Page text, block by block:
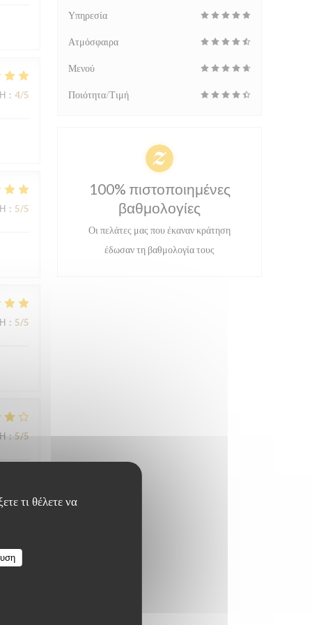
τι θέλετε να
: 4/5
: 5/5
: 5/5
: 5/5
: 4/5
Υπηρεσία
Ατμόσφαιρα
Μενού
Ποιότητα/Τιμή
100% πιστοποιημένες
βαθμολογίες
Οι πελάτες μας που έκαναν κράτηση
έδωσαν τη βαθμολογία τους